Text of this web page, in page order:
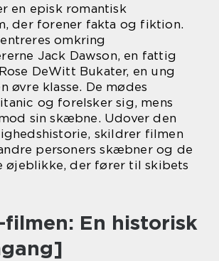
en episk romantisk
der forener fakta og fiktion.
omkring
Jack Dawson, en fattig
DeWitt Bukater, en ung
øvre klasse. De mødes
og forelsker sig, mens
sin skæbne. Udover den
skildrer filmen
personers skæbner og de
øjeblikke, der fører til skibets
En historisk